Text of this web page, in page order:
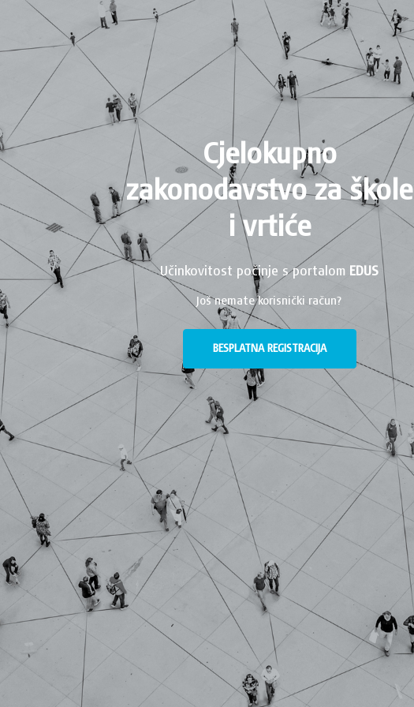
Cjelokupno
zakonodavstvo za škole
i vrtiće
Učinkovitost počinje s portalom EDUS
Još nemate korisnički račun?
BESPLATNA REGISTRACIJA